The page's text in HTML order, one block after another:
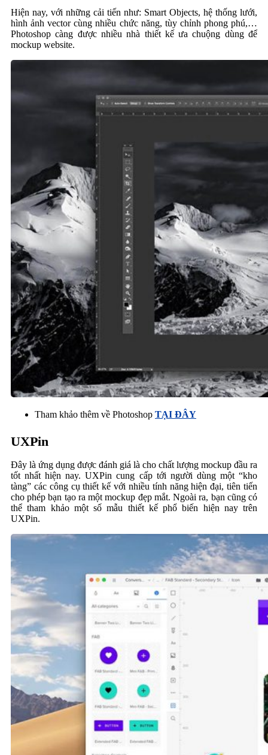
Hiện nay, với những cải tiến như: Smart Objects, hệ thống lưới,
hình ảnh vector cùng nhiều chức năng, tùy chỉnh phong phú,…
Photoshop càng được nhiều nhà thiết kế ưa chuộng dùng để
mockup website.
Tham khảo thêm về Photoshop TẠI ĐÂY
UXPin
Đây là ứng dụng được đánh giá là cho chất lượng mockup đầu ra
tốt nhất hiện nay. UXPin cung cấp tới người dùng một “kho
tàng” các công cụ thiết kế với nhiều tính năng hiện đại, tiên tiến
cho phép bạn tạo ra một mockup đẹp mắt. Ngoài ra, bạn cũng có
thể tham khảo một số mẫu thiết kế phổ biến hiện nay trên
UXPin.